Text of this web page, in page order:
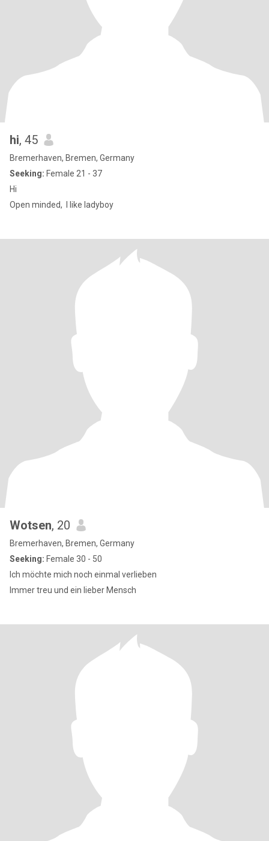
hi, 45
Bremerhaven, Bremen, Germany
Seeking: Female 21 - 37
Hi
Open minded, I like ladyboy
Wotsen, 20
Bremerhaven, Bremen, Germany
Seeking: Female 30 - 50
Ich möchte mich noch einmal verlieben
Immer treu und ein lieber Mensch